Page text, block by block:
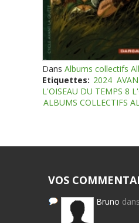
Dans Albums collectifs
Etiquettes: 2024
L'OISEAU DU TEMPS 8
ALBUMS COLLECTIFS
VOS
Bruno